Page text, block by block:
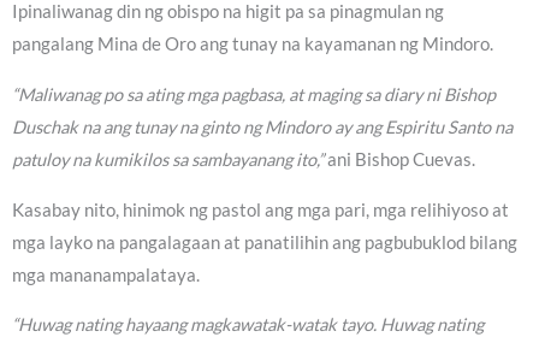
Ipinaliwanag din ng obispo na higit pa sa pinagmulan ng
pangalang Mina de Oro ang tunay na kayamanan ng Mindoro.
“Maliwanag po sa ating mga pagbasa, at maging sa diary ni Bishop
Duschak na ang tunay na ginto ng Mindoro ay ang Espiritu Santo na
patuloy na kumikilos sa sambayanang ito,”ani Bishop Cuevas.
Kasabay nito, hinimok ng pastol ang mga pari, mga relihiyoso at
mga layko na pangalagaan at panatilihin ang pagbubuklod bilang
mga mananampalataya.
“Huwag nating hayaang magkawatak-watak tayo. Huwag nating